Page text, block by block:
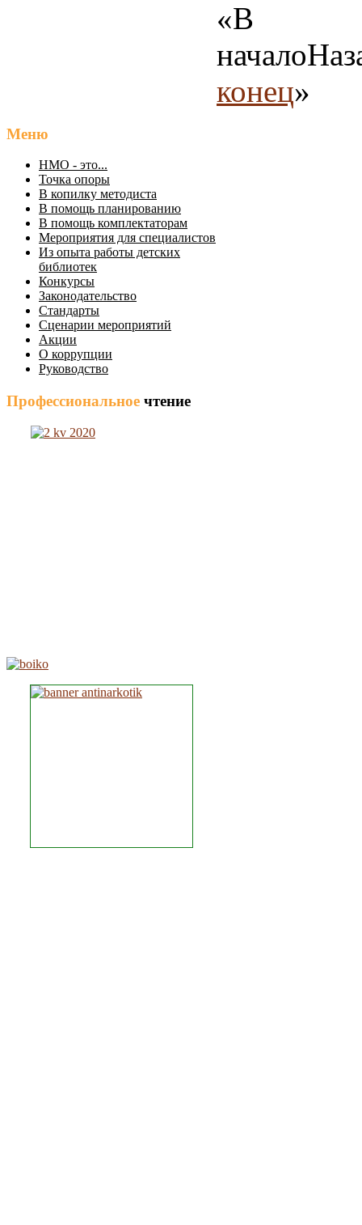
«В
начало
конец»
Меню
НМО - это...
Точка опоры
В копилку методиста
В помощь планированию
В помощь комплектаторам
Мероприятия для специалистов
Из опыта работы детских
библиотек
Конкурсы
Законодательство
Стандарты
Сценарии мероприятий
Акции
О коррупции
Руководство
Профессиональное чтение